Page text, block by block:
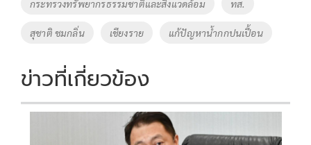
o
k
n
k
กระทรวงทรัพยากรธรรมชาติและสิ่งแวดล้อม ทส.
สุชาติ ชมกลิ่น เชียงราย แก้ปัญหาน้ำกกปนเปื้อน
ข่าวที่เกี่ยวข้อง